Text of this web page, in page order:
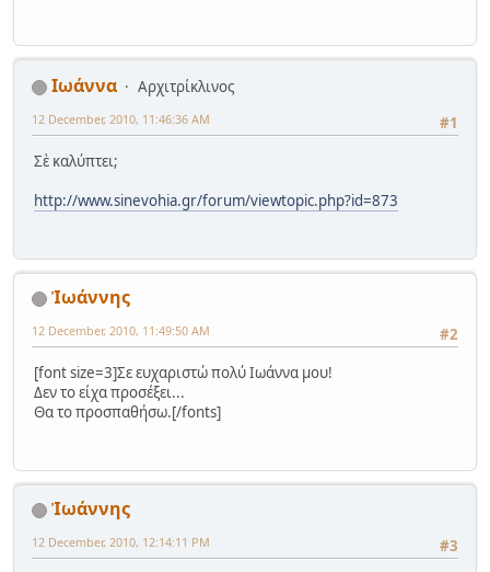
Ιωάννα
Αρχιτρίκλινος
#1
12 December, 2010, 11:46:36 AM
Σὲ καλύπτει;
http://www.sinevohia.gr/forum/viewtopic.php?id=873
Ἰωάννης
#2
12 December, 2010, 11:49:50 AM
[font size=3]Σε ευχαριστώ πολύ Ιωάννα μου!
Δεν το είχα προσέξει...
Θα το προσπαθήσω.[/fonts]
Ἰωάννης
#3
12 December, 2010, 12:14:11 PM